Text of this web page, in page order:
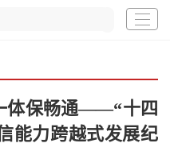
体保畅通——“十四
能力跨越式发展纪